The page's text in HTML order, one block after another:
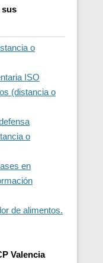
sus
o
ISO
(distancia o
o
en
de alimentos.
Valencia